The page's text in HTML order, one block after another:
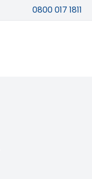
0800 017 1811